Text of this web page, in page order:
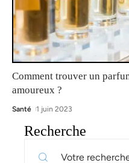
Comment trouver un
amoureux ?
Santé 1 juin 2023
Recherche